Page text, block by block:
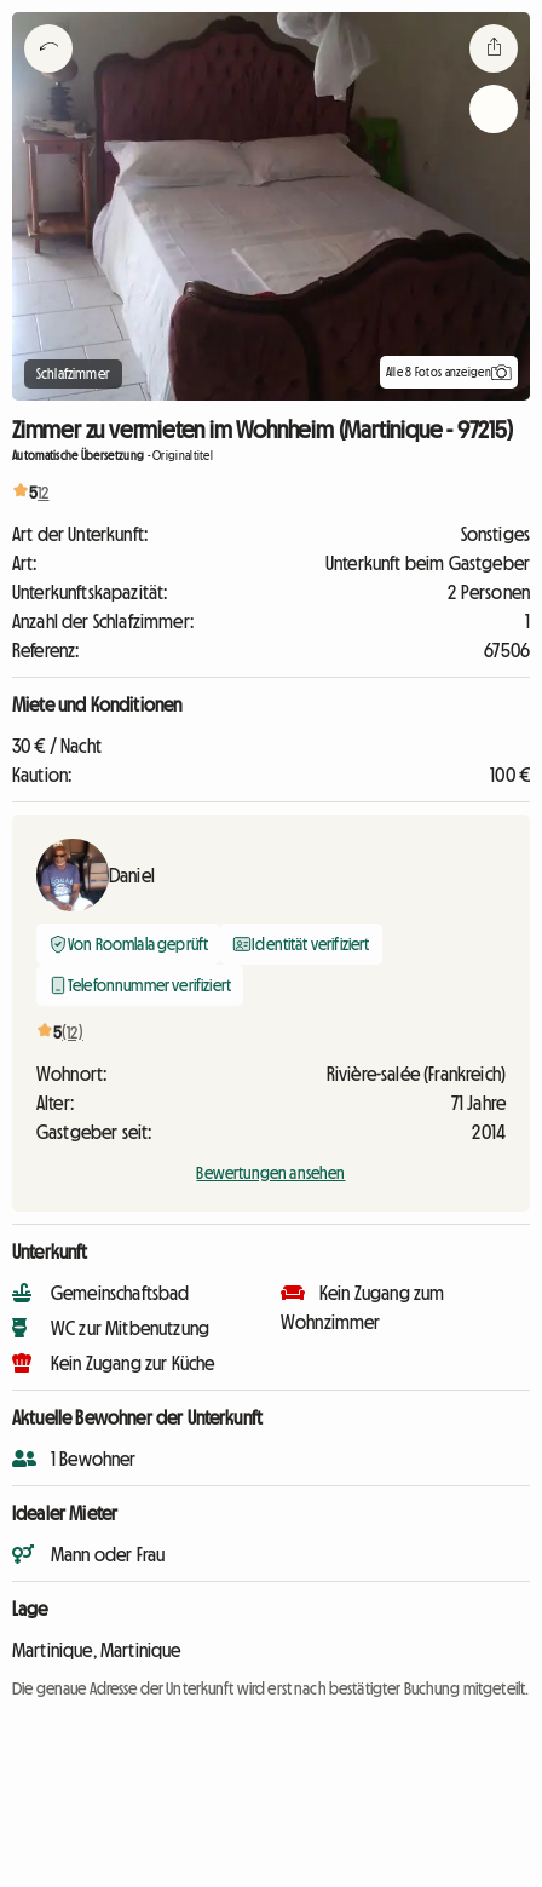
Schlafzimmer Alle 8 Fotos anzeigen
Zimmer zu vermieten im Wohnheim (Martinique - 97215)
Automatische Übersetzung -Originaltitel
512
Art der Unterkunft:
Sonstiges
Art:
Unterkunft beim Gastgeber
Unterkunftskapazität:
2 Personen
Anzahl der Schlafzimmer:
1
Referenz:
67506
Miete und Konditionen
30 € / Nacht
Kaution:
100 €
Daniel
Von Roomlala geprüft Identität verifiziert
Telefonnummer verifiziert
5(12)
Wohnort:
Rivière-salée (Frankreich)
Alter:
71 Jahre
Gastgeber seit:
2014
Bewertungen ansehen
Unterkunft
Gemeinschaftsbad
WC zur Mitbenutzung
Kein Zugang zur Küche
Kein Zugang zum
Wohnzimmer
Aktuelle Bewohner der Unterkunft
1 Bewohner
Idealer Mieter
Mann oder Frau
Lage
Martinique, Martinique
Die genaue Adresse der Unterkunft wird erst nach bestätigter Buchung mitgeteilt.